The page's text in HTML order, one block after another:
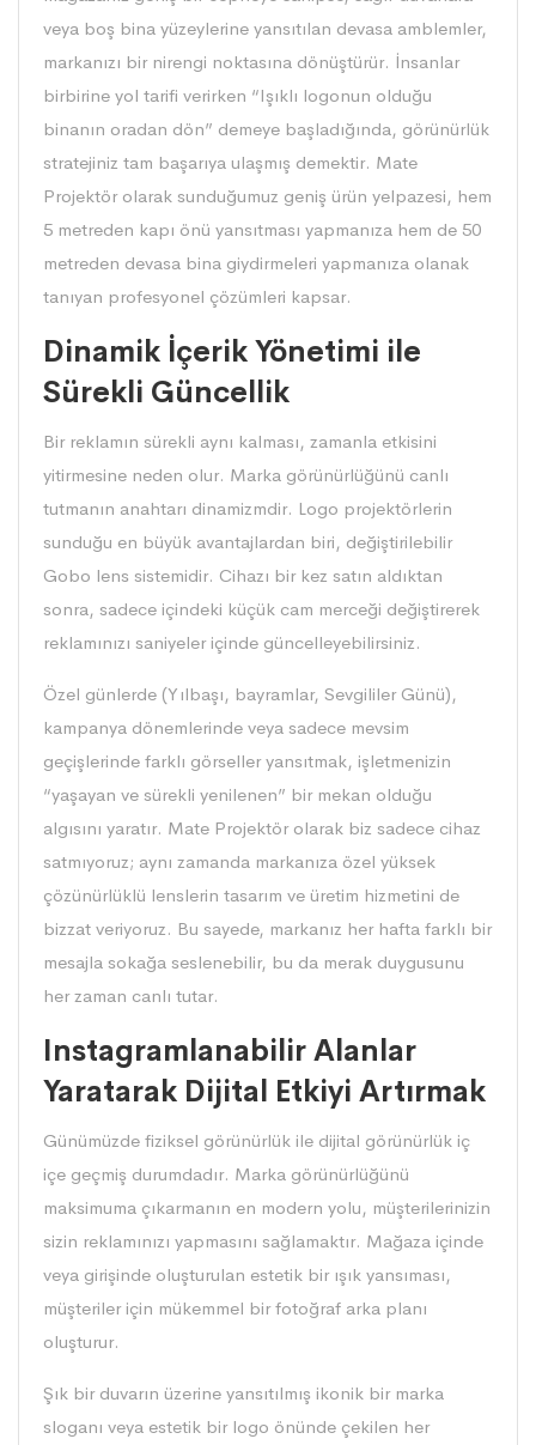
veya boş bina yüzeylerine yansıtılan devasa amblemler,
markanızı bir nirengi noktasına dönüştürür. İnsanlar
birbirine yol tarifi verirken “Işıklı logonun olduğu
binanın oradan dön” demeye başladığında, görünürlük
stratejiniz tam başarıya ulaşmış demektir. Mate
Projektör olarak sunduğumuz geniş ürün yelpazesi, hem
5 metreden kapı önü yansıtması yapmanıza hem de 50
metreden devasa bina giydirmeleri yapmanıza olanak
tanıyan profesyonel çözümleri kapsar.
Dinamik İçerik Yönetimi ile
Sürekli Güncellik
Bir reklamın sürekli aynı kalması, zamanla etkisini
yitirmesine neden olur. Marka görünürlüğünü canlı
tutmanın anahtarı dinamizmdir. Logo projektörlerin
sunduğu en büyük avantajlardan biri, değiştirilebilir
Gobo lens sistemidir. Cihazı bir kez satın aldıktan
sonra, sadece içindeki küçük cam merceği değiştirerek
reklamınızı saniyeler içinde güncelleyebilirsiniz.
Özel günlerde (Yılbaşı, bayramlar, Sevgililer Günü),
kampanya dönemlerinde veya sadece mevsim
geçişlerinde farklı görseller yansıtmak, işletmenizin
“yaşayan ve sürekli yenilenen” bir mekan olduğu
algısını yaratır. Mate Projektör olarak biz sadece cihaz
satmıyoruz; aynı zamanda markanıza özel yüksek
çözünürlüklü lenslerin tasarım ve üretim hizmetini de
bizzat veriyoruz. Bu sayede, markanız her hafta farklı bir
mesajla sokağa seslenebilir, bu da merak duygusunu
her zaman canlı tutar.
Instagramlanabilir Alanlar
Yaratarak Dijital Etkiyi Artırmak
Günümüzde fiziksel görünürlük ile dijital görünürlük iç
içe geçmiş durumdadır. Marka görünürlüğünü
maksimuma çıkarmanın en modern yolu, müşterilerinizin
sizin reklamınızı yapmasını sağlamaktır. Mağaza içinde
veya girişinde oluşturulan estetik bir ışık yansıması,
müşteriler için mükemmel bir fotoğraf arka planı
oluşturur.
Şık bir duvarın üzerine yansıtılmış ikonik bir marka
sloganı veya estetik bir logo önünde çekilen her